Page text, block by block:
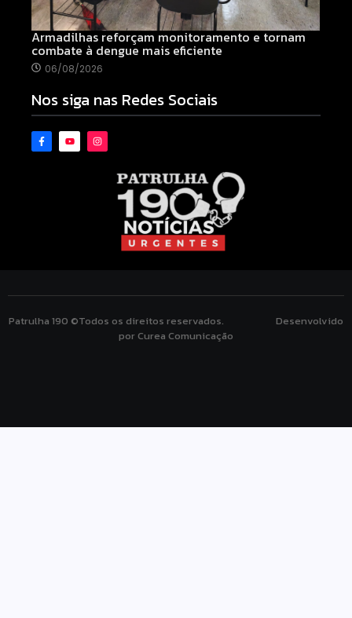
Armadilhas reforçam monitoramento e tornam
combate à dengue mais eficiente
06/08/2026
Nos siga nas Redes Sociais
Patrulha 190 ©Todos os direitos reservados. Desenvolvido
por Curea Comunicação